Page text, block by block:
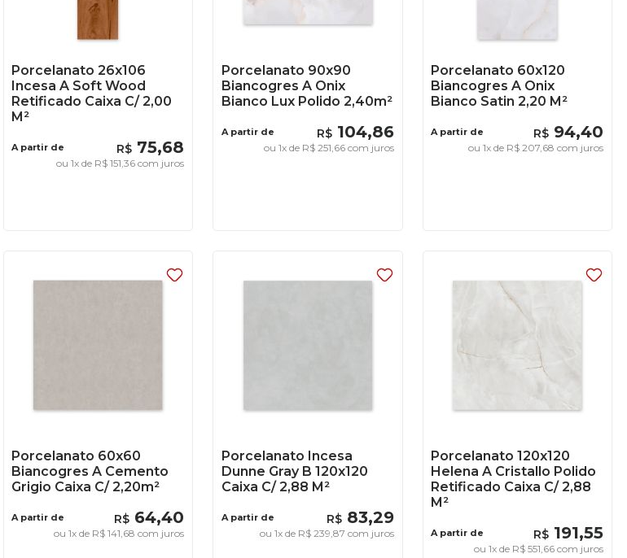
Porcelanato 26x106
Incesa A Soft Wood
Retificado Caixa C/ 2,00
M²
A partir de R$ 75,68
ou1x de R$ 151 ,36 com juros
Porcelanato 90x90
Biancogres A Onix
Bianco Lux Polido 2,40m²
A partir de R$ 104,86
ou 1x de R$ 251 66com juros
Porcelanato 60x120
Biancogres A Onix
Bianco Satin 2,20 M²
A partir de R$ 94,40
ou1x de R$ 207 68 com juros
Porcelanato 60x60
Biancogres A Cemento
Grigio Caixa C/ 2,20m²
A partir de R$ 64,40
ou1x de R$ 141 68 com juros
Porcelanato Incesa
Dunne Gray B 120x120
Caixa C/ 2,88 M²
A partir de R$ 83,29
ou 1x de R$ 239 87 com juros
Porcelanato 120x120
Helena A Cristallo Polido
Retificado Caixa C/ 2,88
M²
A partir de R$ 191,55
ou1x de R$ 551 66 com juros